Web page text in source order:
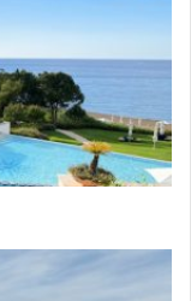
נ
ב
פ
א